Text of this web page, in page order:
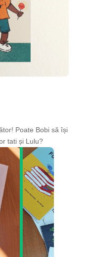
Poate Bobi să își
tati și Lulu?